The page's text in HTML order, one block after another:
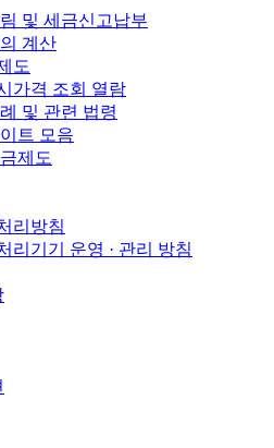
및 세금신고납부
계산
도
가격 조회 열람
및 관련 법령
트 모음
제도
리방침
리기기 운영 · 관리 방침